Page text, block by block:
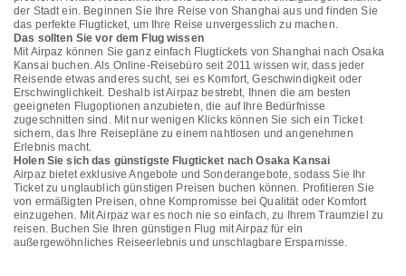
der Stadt ein. Beginnen Sie Ihre Reise von Shanghai aus und finden Sie
das perfekte Flugticket, um Ihre Reise unvergesslich zu machen.
Das sollten Sie vor dem Flug wissen
Mit Airpaz können Sie ganz einfach Flugtickets von Shanghai nach Osaka
Kansai buchen. Als Online-Reisebüro seit 2011 wissen wir, dass jeder
Reisende etwas anderes sucht, sei es Komfort, Geschwindigkeit oder
Erschwinglichkeit. Deshalb ist Airpaz bestrebt, Ihnen die am besten
geeigneten Flugoptionen anzubieten, die auf Ihre Bedürfnisse
zugeschnitten sind. Mit nur wenigen Klicks können Sie sich ein Ticket
sichern, das Ihre Reisepläne zu einem nahtlosen und angenehmen
Erlebnis macht.
Holen Sie sich das günstigste Flugticket nach Osaka Kansai
Airpaz bietet exklusive Angebote und Sonderangebote, sodass Sie Ihr
Ticket zu unglaublich günstigen Preisen buchen können. Profitieren Sie
von ermäßigten Preisen, ohne Kompromisse bei Qualität oder Komfort
einzugehen. Mit Airpaz war es noch nie so einfach, zu Ihrem Traumziel zu
reisen. Buchen Sie Ihren günstigen Flug mit Airpaz für ein
außergewöhnliches Reiseerlebnis und unschlagbare Ersparnisse.